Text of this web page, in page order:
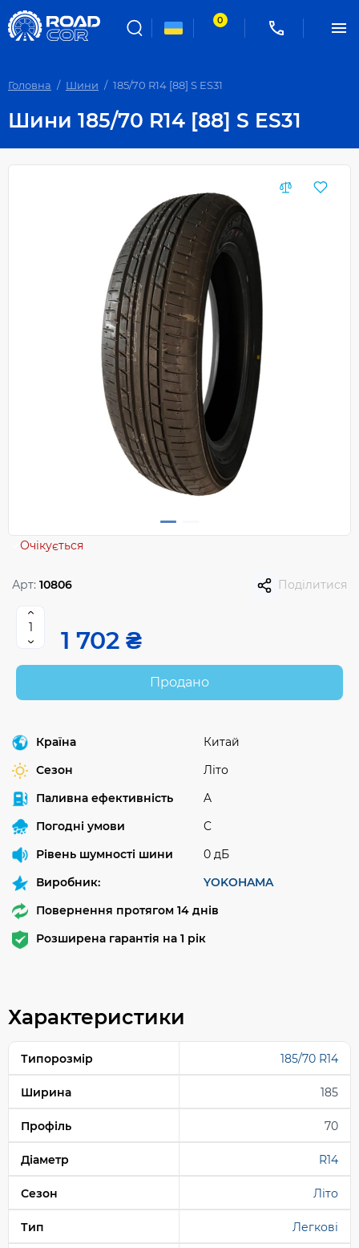
0
Головна Шини 185/70 R14 [88] S ES31
Шини 185/70 R14 [88] S ES31
Очікується
Арт: 10806 Поділитися
1 702 ₴
Продано
Країна
Китай
Сезон
Літо
Паливна ефективність
A
Погодні умови
C
Рівень шумності шини
0 дБ
Виробник:
YOKOHAMA
Повернення протягом 14 днів
Розширена гарантія на 1 рік
Характеристики
Типорозмір 185/70 R14
Ширина 185
Профіль 70
Діаметр R14
Сезон Літо
Тип Легкові